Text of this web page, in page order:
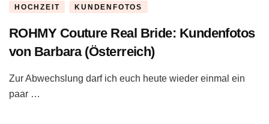
HOCHZEIT KUNDENFOTOS
ROHMY Couture Real Bride: Kundenfotos
von Barbara (Österreich)
Zur Abwechslung darf ich euch heute wieder einmal ein
paar …